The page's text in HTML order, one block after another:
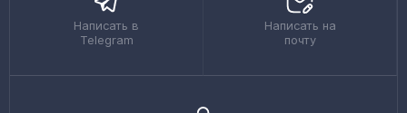
Написать в
Telegram
Написать на
почту